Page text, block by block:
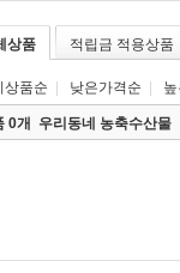
상품 적립금 적용상품
상품순 낮은가격순
0개 우리동네 농축수산물